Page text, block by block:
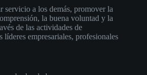
servicio a los demás, promover la
la buena voluntad y la
de las actividades de
líderes empresariales, profesionales